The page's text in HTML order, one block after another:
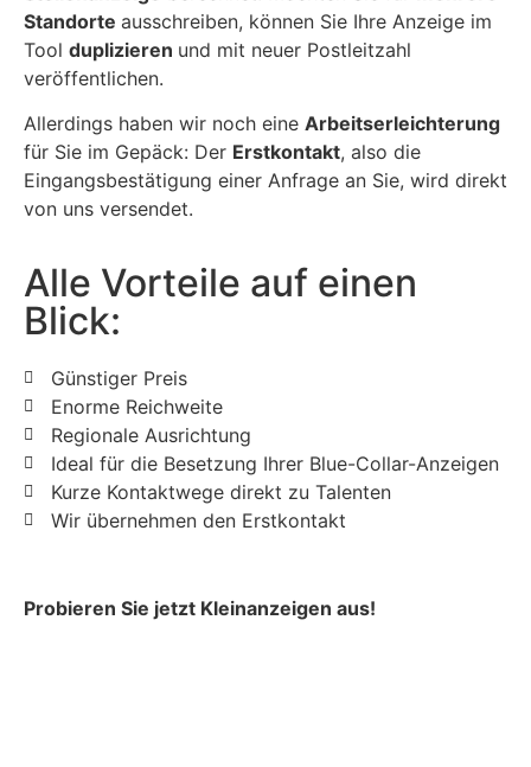
Standorte ausschreiben, können Sie Ihre Anzeige im
Tool duplizieren und mit neuer Postleitzahl
veröffentlichen.
Allerdings haben wir noch eine Arbeitserleichterung
für Sie im Gepäck: Der Erstkontakt, also die
Eingangsbestätigung einer Anfrage an Sie, wird direkt
von uns versendet.
Alle Vorteile auf einen
Blick:
Günstiger Preis
Enorme Reichweite
Regionale Ausrichtung
Ideal für die Besetzung Ihrer Blue-Collar-Anzeigen
Kurze Kontaktwege direkt zu Talenten
Wir übernehmen den Erstkontakt
Probieren Sie jetzt Kleinanzeigen aus!